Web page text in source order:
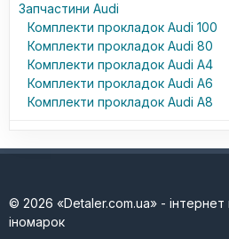
Запчастини Audi
Комплекти прокладок Audi 100
Комплекти прокладок Audi 80
Комплекти прокладок Audi A4
Комплекти прокладок Audi A6
Комплекти прокладок Audi A8
© 2026 «Detaler.com.ua» - інтернет
іномарок